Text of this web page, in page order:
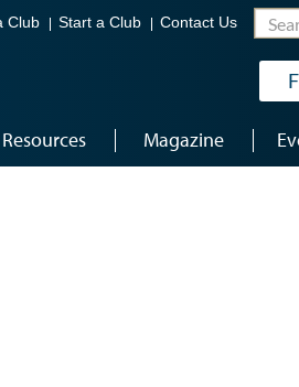
Club Start a Club Contact Us
Resources Magazine